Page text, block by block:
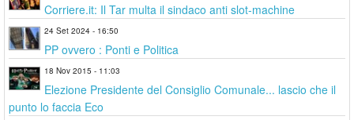
Corriere.it: Il Tar multa il sindaco anti slot-machine
24 Set 2024 - 16:50
PP ovvero : Ponti e Politica
18 Nov 2015 - 11:03
Elezione Presidente del Consiglio Comunale... lascio che il
punto lo faccia Eco